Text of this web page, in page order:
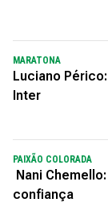
MARATONA
Luciano
Inter
PAIXÃO COLORADA
Nani
confiança